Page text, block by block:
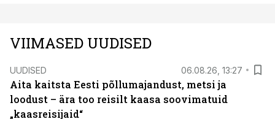
VIIMASED UUDISED
UUDISED 06.08.26, 13:27
Aita kaitsta Eesti põllumajandust, metsi ja
loodust – ära too reisilt kaasa soovimatuid
„kaasreisijaid“